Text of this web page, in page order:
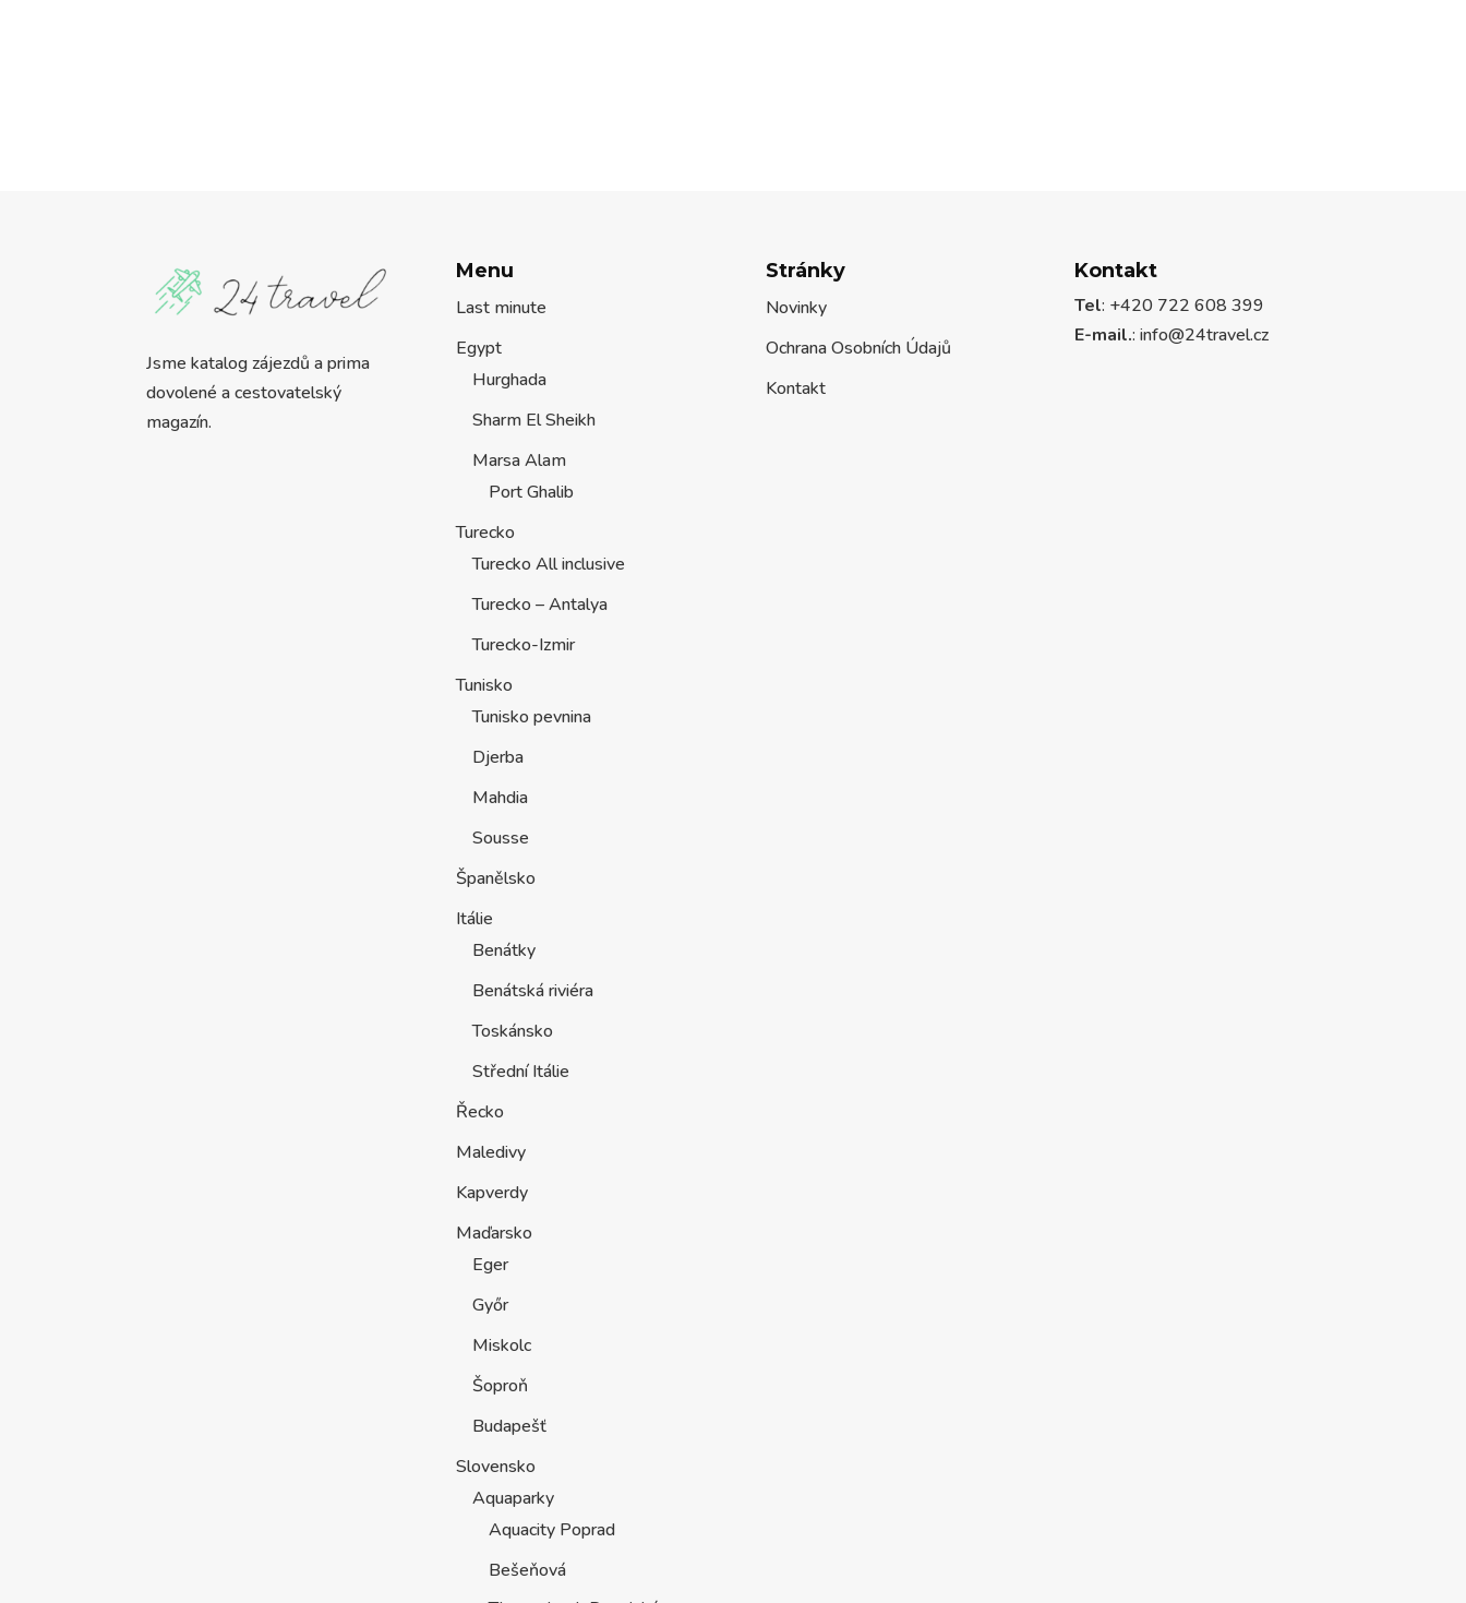
Jsme katalog zájezdů a prima
dovolené a cestovatelský
magazín.
Menu
Last minute
Egypt
Hurghada
Sharm El Sheikh
Marsa Alam
Port Ghalib
Turecko
Turecko All inclusive
Turecko – Antalya
Turecko-Izmir
Tunisko
Tunisko pevnina
Djerba
Mahdia
Sousse
Španělsko
Itálie
Benátky
Benátská riviéra
Toskánsko
Střední Itálie
Řecko
Maledivy
Kapverdy
Maďarsko
Eger
Győr
Miskolc
Šoproň
Budapešť
Slovensko
Aquaparky
Aquacity Poprad
Bešeňová
Stránky
Novinky
Ochrana Osobních Údajů
Kontakt
Kontakt
Tel: +420 722 608 399
E-mail.:info@24travel.cz